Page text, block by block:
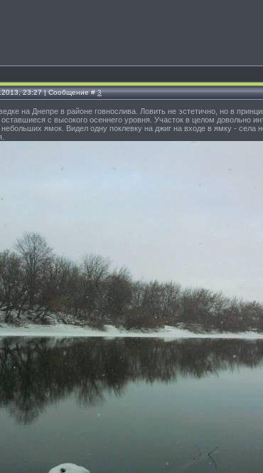
23:27 | Сообщение #3
на Днепре в районе говнослива. Ловить не эстетично, но в
с высокого осеннего уровня. Участок в целом довольно
ямок. Видел одну поклевку на джиг на входе в ямку -